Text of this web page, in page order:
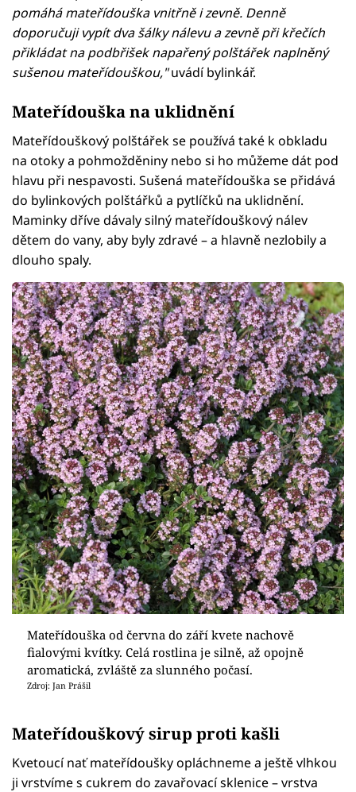
pomáhá mateřídouška vnitřně i zevně. Denně
doporučuji vypít dva šálky nálevu a zevně při křečích
přikládat na podbřišek napařený polštářek naplněný
sušenou mateřídouškou,"uvádí bylinkář.
Mateřídouška na uklidnění
Mateřídouškový polštářek se používá také k obkladu
na otoky a pohmožděniny nebo si ho můžeme dát pod
hlavu při nespavosti. Sušená mateřídouška se přidává
do bylinkových polštářků a pytlíčků na uklidnění.
Maminky dříve dávaly silný mateřídouškový nálev
dětem do vany, aby byly zdravé – a hlavně nezlobily a
dlouho spaly.
Mateřídouška od června do září kvete nachově
fialovými kvítky. Celá rostlina je silně, až opojně
aromatická, zvláště za slunného počasí.
Zdroj: Jan Prášil
Mateřídouškový sirup proti kašli
Kvetoucí nať mateřídoušky opláchneme a ještě vlhkou
ji vrstvíme s cukrem do zavařovací sklenice – vrstva